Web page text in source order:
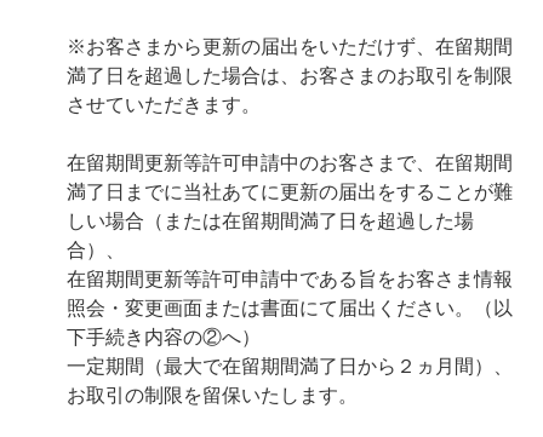
※お客さまから更新の届出をいただけず、在留期間
満了日を超過した場合は、お客さまのお取引を制限
させていただきます。
在留期間更新等許可申請中のお客さまで、在留期間
満了日までに当社あてに更新の届出をすることが難
しい場合（または在留期間満了日を超過した場
合）、
在留期間更新等許可申請中である旨をお客さま情報
照会・変更画面または書面にて届出ください。（以
下手続き内容の②へ）
一定期間（最大で在留期間満了日から２ヵ月間）、
お取引の制限を留保いたします。